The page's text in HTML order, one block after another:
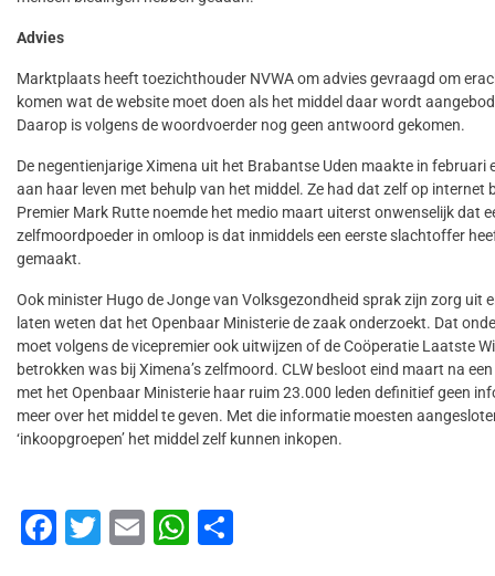
Advies
Marktplaats heeft toezichthouder NVWA om advies gevraagd om
komen wat de website moet doen als het middel daar wordt
Daarop is volgens de woordvoerder nog geen antwoord gekomen.
De negentienjarige Ximena uit het Brabantse Uden maakte in februari
aan haar leven met behulp van het middel. Ze had dat zelf op internet
Premier Mark Rutte noemde het medio maart uiterst onwenselijk dat
zelfmoordpoeder in omloop is dat inmiddels een eerste slachtoffer
gemaakt.
Ook minister Hugo de Jonge van Volksgezondheid sprak zijn zorg uit
laten weten dat het Openbaar Ministerie de zaak onderzoekt. Dat
moet volgens de vicepremier ook uitwijzen of de Coöperatie Laatste
betrokken was bij Ximena’s zelfmoord. CLW besloot eind maart na
met het Openbaar Ministerie haar ruim 23.000 leden definitief geen
meer over het middel te geven. Met die informatie moesten
‘inkoopgroepen’ het middel zelf kunnen inkopen.
F
T
E
W